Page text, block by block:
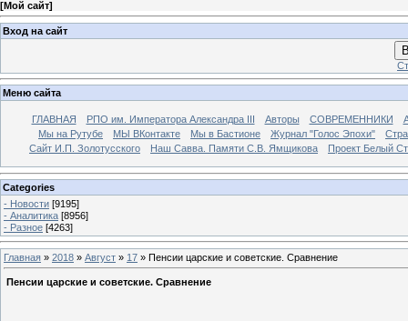
[Мой сайт]
Вход на сайт
Меню сайта
ГЛАВНАЯ РПО им. Императора Александра III Авторы СОВРЕМЕННИКИ
Мы на Рутубе
МЫ ВКонтакте Мы в Бастионе Журнал "Голос Эпохи"
Сайт И.П. Золотусского
Наш Савва. Памяти С.В. Ямщикова Проект Белый
Categories
- Новости [9195]
- Аналитика [8956]
- Разное [4263]
Главная » 2018 » Август » 17 » Пенсии царские и советские. Сравнение
Пенсии царские и советские. Сравнение